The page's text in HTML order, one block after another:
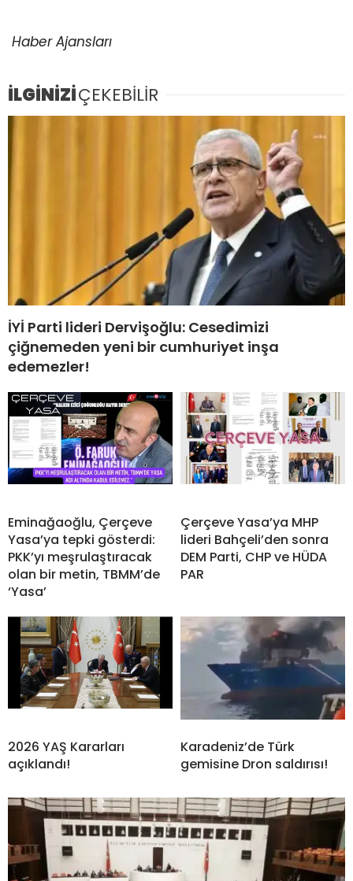
Haber Ajansları
İLGİNİZİÇEKEBİLİR
İYİ Parti lideri Dervişoğlu: Cesedimizi
çiğnemeden yeni bir cumhuriyet inşa
edemezler!
Eminağaoğlu, Çerçeve
Yasa’ya tepki gösterdi:
PKK’yı meşrulaştıracak
olan bir metin, TBMM’de
‘Yasa’
Çerçeve Yasa’ya MHP
lideri Bahçeli’den sonra
DEM Parti, CHP ve HÜDA
PAR
2026 YAŞ Kararları
açıklandı!
Karadeniz’de Türk
gemisine Dron saldırısı!